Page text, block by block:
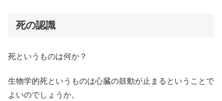
死の認識
死というものは何か？
生物学的死というものは心臓の鼓動が止まるということで
よいのでしょうか。